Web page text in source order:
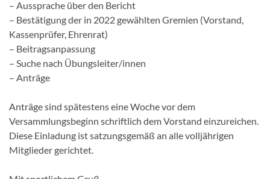
– Aussprache über den Bericht
– Bestätigung der in 2022 gewählten Gremien (Vorstand,
Kassenprüfer, Ehrenrat)
– Beitragsanpassung
– Suche nach Übungsleiter/innen
– Anträge
Anträge sind spätestens eine Woche vor dem
Versammlungsbeginn schriftlich dem Vorstand einzureichen.
Diese Einladung ist satzungsgemäß an alle volljährigen
Mitglieder gerichtet.